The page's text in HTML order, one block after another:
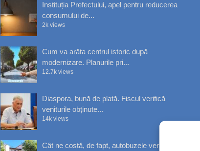
Instituția Prefectului, apel pentru reducerea
consumului de...
2k views
Cum va arăta centrul istoric după
modernizare. Planurile pri...
12.7k views
Diaspora, bună de plată. Fiscul verifică
veniturile obținute...
14k views
Cât ne costă, de fapt, autobuzele verzi